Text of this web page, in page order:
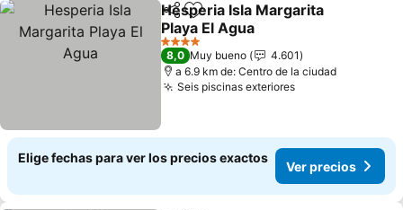
CompartirAgregar a favoritos
Hesperia Isla Margarita
Playa El Agua
4 Estrellas
8,0 Muy bueno
4.601
a 6.9 km de: Centro de la ciudad
Seis piscinas exteriores
Elige fechas para ver los precios exactos
Ver precios